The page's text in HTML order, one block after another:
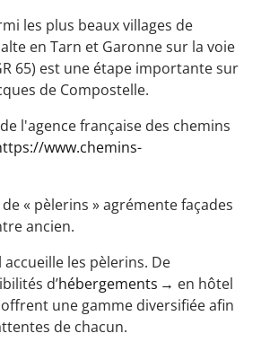
les plus beaux villages de
en Tarn et Garonne sur la voie
65) est une étape importante sur
de Compostelle.
l'agence française des chemins
www.chemins-
« pèlerins » agrémente façades
ancien.
accueille les pèlerins. De
d’hébergements
en hôtel
une gamme diversifiée afin
de chacun.